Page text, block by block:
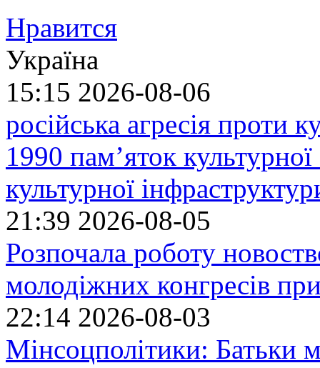
Нравится
Україна
15:15 2026-08-06
російська агресія проти
1990 пам’яток
культурної
21:39 2026-08-05
Розпочала роботу
молодіжних конгресів
22:14 2026-08-03
Мінсоцполітики: Батьки